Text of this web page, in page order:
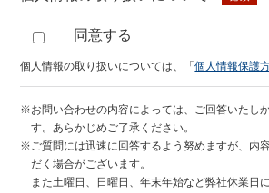
同意する
個人情報の取り扱いについては、 「個人情報保護
※お問い合わせの内容によっては、ご回答いたし
す。あらかじめご了承ください。
※ご質問には迅速に回答するよう努めますが、内
だく場合がございます。
また土曜日、日曜日、年末年始など弊社休業日